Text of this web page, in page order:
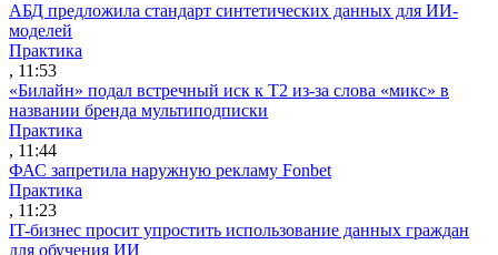
АБД предложила стандарт синтетических данных для ИИ-
моделей
Практика
, 11:53
«Билайн» подал встречный иск к Т2 из-за слова «микс» в
названии бренда мультиподписки
Практика
, 11:44
ФАС запретила наружную рекламу Fonbet
Практика
, 11:23
IT-бизнес просит упростить использование данных граждан
для обучения ИИ